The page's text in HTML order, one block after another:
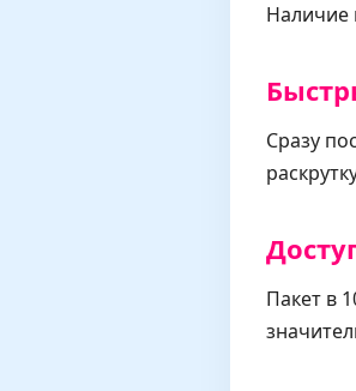
Наличие
Сразу
Пакет в